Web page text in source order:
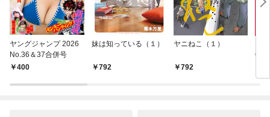
ヤングジャンプ 2026
No.36＆37合併号
￥400
妹は知っている（１）
￥792
ヤニねこ（１）
￥792
6・